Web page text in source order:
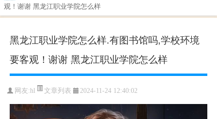
观！谢谢 黑龙江职业学院怎么样
黑龙江职业学院怎么样.有图书馆吗,学校环境
要客观！谢谢 黑龙江职业学院怎么样
网友:hl 文章列表 2024-11-24 12:40:02